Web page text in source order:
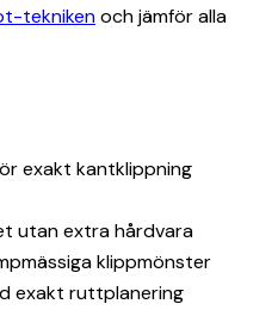
teknikenoch jämför alla
exakt kantklippning
utan extra hårdvara
klippmönster
exakt ruttplanering